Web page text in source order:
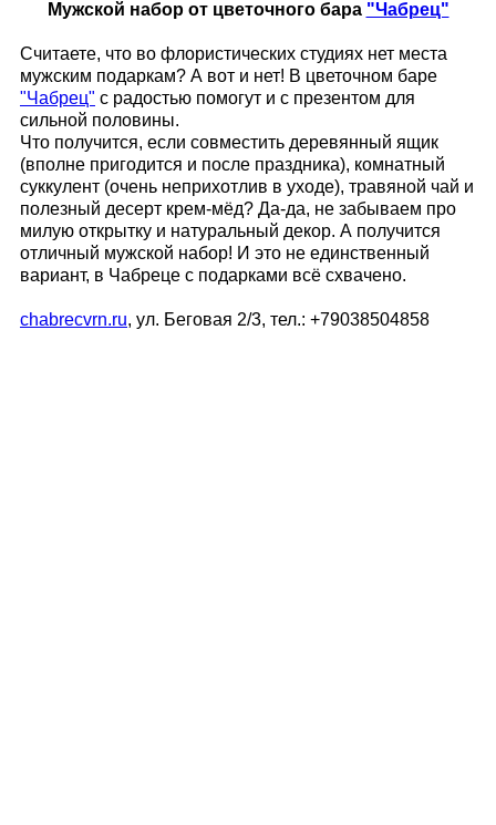
Мужской набор от цветочного бара "Чабрец"
Считаете, что во флористических студиях нет места
мужским подаркам? А вот и нет! В цветочном баре
"Чабрец" с радостью помогут и с презентом для
сильной половины.
Что получится, если совместить деревянный ящик
(вполне пригодится и после праздника), комнатный
суккулент (очень неприхотлив в уходе), травяной чай и
полезный десерт крем-мёд? Да-да, не забываем про
милую открытку и натуральный декор. А получится
отличный мужской набор! И это не единственный
вариант, в Чабреце с подарками всё схвачено.
chabrecvrn.ru, ул. Беговая 2/3, тел.: +79038504858